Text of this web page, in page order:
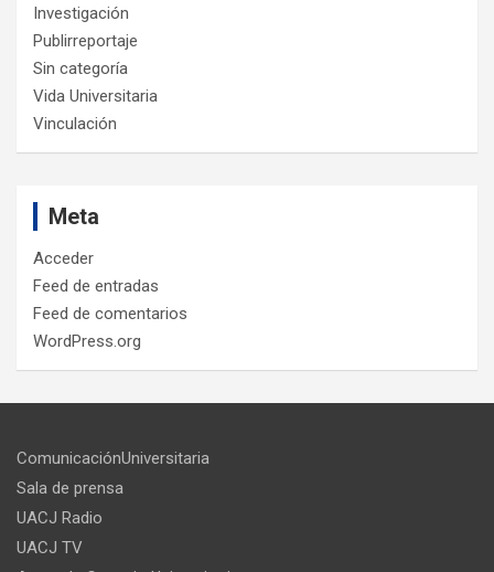
Investigación
Publirreportaje
Sin categoría
Vida Universitaria
Vinculación
Meta
Acceder
Feed de entradas
Feed de comentarios
WordPress.org
ComunicaciónUniversitaria
Sala de prensa
UACJ Radio
UACJ TV